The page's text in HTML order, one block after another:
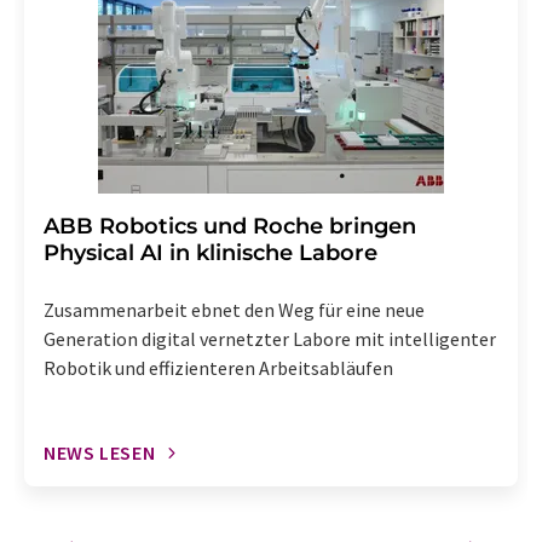
Abbestellung des entsprechenden Newsletters
enthalten.
​​​​​​​ABB Robotics und Roche bringen
Physical AI in klinische Labore
Zusammenarbeit ebnet den Weg für eine neue
Generation digital vernetzter Labore mit intelligenter
Robotik und effizienteren Arbeitsabläufen
NEWS LESEN